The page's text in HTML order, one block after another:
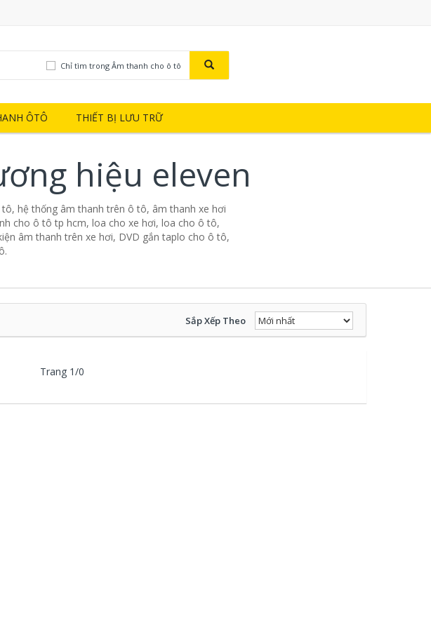
Chỉ tìm trong Âm thanh cho ô tô
ÔTÔ THIẾT BỊ LƯU TRỮ
hiệu eleven
hệ thống âm thanh trên ô tô, âm thanh xe hơi
cho ô tô tp hcm, loa cho xe hơi, loa cho ô tô,
âm thanh trên xe hơi, DVD gắn taplo cho ô tô,
Sắp Xếp Theo
Trang 1/0